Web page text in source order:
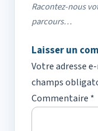
Racontez-nous
parcours…
Laisser un
Votre adresse
champs
Commentaire *